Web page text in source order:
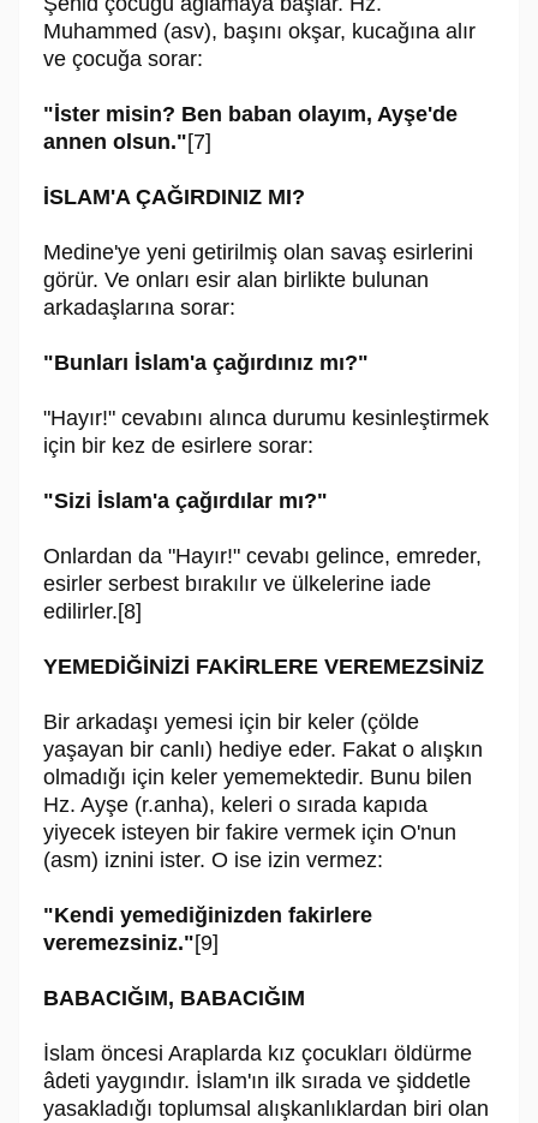
Muhammed (asv), başını okşar, kucağına alır
ve çocuğa sorar:
"İster misin? Ben baban olayım, Ayşe'de
annen olsun."[7]
İSLAM'A ÇAĞIRDINIZ MI?
Medine'ye yeni getirilmiş olan savaş esirlerini
görür. Ve onları esir alan birlikte bulunan
arkadaşlarına sorar:
"Bunları İslam'a çağırdınız mı?"
"Hayır!" cevabını alınca durumu kesinleştirmek
için bir kez de esirlere sorar:
"Sizi İslam'a çağırdılar mı?"
Onlardan da "Hayır!" cevabı gelince, emreder,
esirler serbest bırakılır ve ülkelerine iade
edilirler.[8]
YEMEDİĞİNİZİ FAKİRLERE VEREMEZSİNİZ
Bir arkadaşı yemesi için bir keler (çölde
yaşayan bir canlı) hediye eder. Fakat o alışkın
olmadığı için keler yememektedir. Bunu bilen
Hz. Ayşe (r.anha), keleri o sırada kapıda
yiyecek isteyen bir fakire vermek için O'nun
(asm) iznini ister. O ise izin vermez:
"Kendi yemediğinizden fakirlere
veremezsiniz."[9]
BABACIĞIM, BABACIĞIM
İslam öncesi Araplarda kız çocukları öldürme
âdeti yaygındır. İslam'ın ilk sırada ve şiddetle
yasakladığı toplumsal alışkanlıklardan biri olan